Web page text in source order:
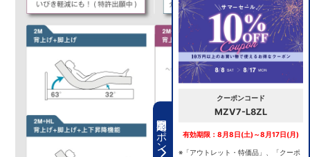
期間限定クーポン
クーポンコード
MZV7-L8ZL
有効期限：8月8日(土)～8月17日(月)
※「アウトレット・特価品」、「クーポ